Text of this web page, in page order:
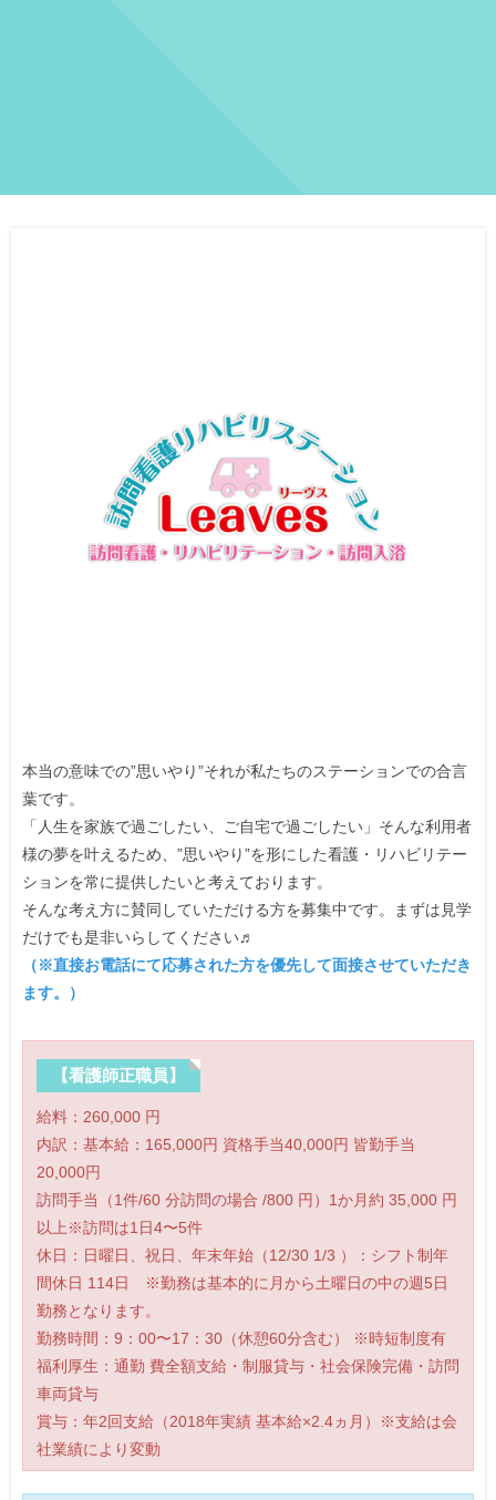
本当の意味での”思いやり”それが私たちのステーションでの合言
葉です。
「人生を家族で過ごしたい、ご自宅で過ごしたい」そんな利用者
様の夢を叶えるため、”思いやり”を形にした看護・リハビリテー
ションを常に提供したいと考えております。
そんな考え方に賛同していただける方を募集中です。まずは見学
だけでも是非いらしてください♬
（※直接お電話にて応募された方を優先して面接させていただき
ます。）
【看護師正職員】
給料：260,000 円
内訳：基本給：165,000円 資格手当40,000円 皆勤手当
20,000円
訪問手当（1件/60 分訪問の場合 /800 円）1か月約 35,000 円
以上※訪問は1日4〜5件
休日：日曜日、祝日、年末年始（12/30 1/3 ）：シフト制年
間休日 114日 ※勤務は基本的に月から土曜日の中の週5日
勤務となります。
勤務時間：9：00〜17：30（休憩60分含む） ※時短制度有
福利厚生：通勤 費全額支給・制服貸与・社会保険完備・訪問
車両貸与
賞与：年2回支給（2018年実績 基本給×2.4ヵ月）※支給は会
社業績により変動